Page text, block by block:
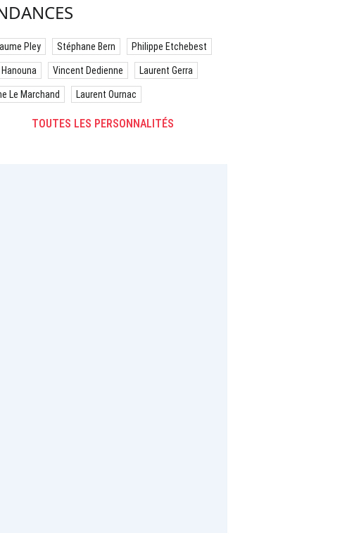
Pley Stéphane Bern Philippe Etchebest
Vincent Dedienne Laurent Gerra
Le Marchand Laurent Ournac
TOUTES LES PERSONNALITÉS